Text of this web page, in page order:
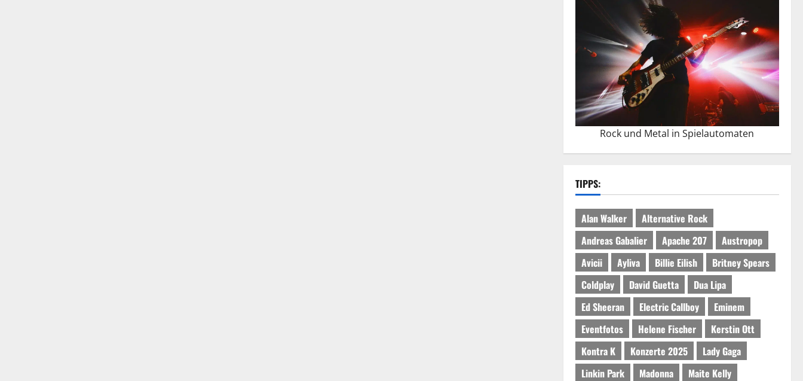
Rock und Metal in Spielautomaten
TIPPS:
Alan Walker
Alternative Rock
Andreas Gabalier
Apache 207
Austropop
Avicii
Ayliva Billie Eilish
Britney Spears
Coldplay
David Guetta
Dua Lipa
Ed Sheeran
Electric Callboy
Eminem
Eventfotos
Helene Fischer
Kerstin Ott
Kontra K
Konzerte 2025
Lady Gaga
Linkin Park
Madonna
Maite Kelly